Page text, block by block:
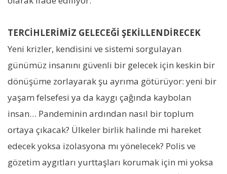
TERCİHLERİMİZ GELECEĞİ ŞEKİLLENDİRECEK
Yeni krizler, kendisini ve sistemi sorgulayan
günümüz insanını güvenli bir gelecek için keskin bir
dönüşüme zorlayarak şu ayrıma götürüyor: yeni bir
yaşam felsefesi ya da kaygı çağında kaybolan
insan… Pandeminin ardından nasıl bir toplum
ortaya çıkacak? Ülkeler birlik halinde mi hareket
edecek yoksa izolasyona mı yönelecek? Polis ve
gözetim aygıtları yurttaşları korumak için mi yoksa